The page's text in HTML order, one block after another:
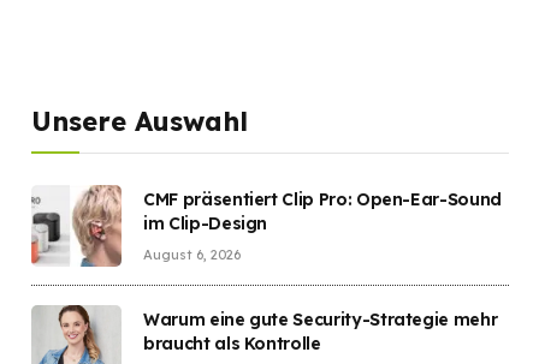
Unsere Auswahl
CMF präsentiert Clip Pro: Open-Ear-Sound
im Clip-Design
August 6, 2026
Warum eine gute Security-Strategie mehr
braucht als Kontrolle